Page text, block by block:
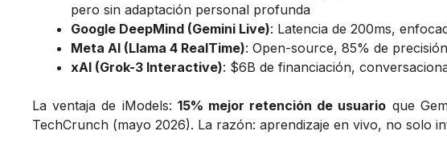
pero sin adaptación personal profunda
Google DeepMind (Gemini Live): Latencia de 200ms,
Meta AI (Llama 4 RealTime): Open-source, 85% de
xAI (Grok-3 Interactive): $6B de financiación,
La ventaja de iModels: 15% mejor retención de usuario que
TechCrunch (mayo 2026). La razón: aprendizaje en vivo, no solo